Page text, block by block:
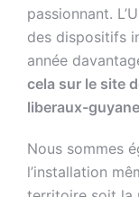
passionnant.
des dispositifs
année
cela sur le site
liberaux-
Nous sommes
l’installation